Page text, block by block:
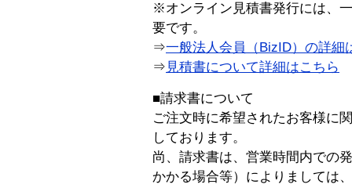
※オンライン見積書発行には、
要です。
⇒一般法人会員（BizID）の詳細
⇒ 見積書について詳細はこちら
■請求書について
ご注文時に希望されたお客様に
しております。
尚、請求書は、営業時間内での
かかる場合等）によりましては